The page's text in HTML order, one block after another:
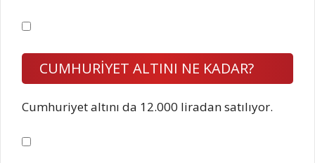
CUMHURİYET ALTINI NE KADAR?
Cumhuriyet altını da 12.000 liradan satılıyor.